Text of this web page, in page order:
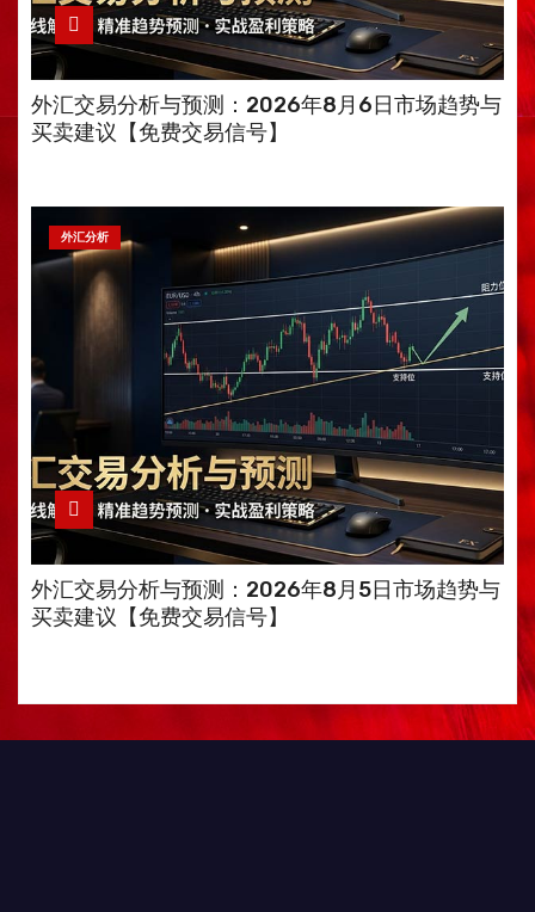
外汇交易分析与预测：2026年8月6日市场趋势与
买卖建议【免费交易信号】
外汇分析
外汇交易分析与预测：2026年8月5日市场趋势与
买卖建议【免费交易信号】